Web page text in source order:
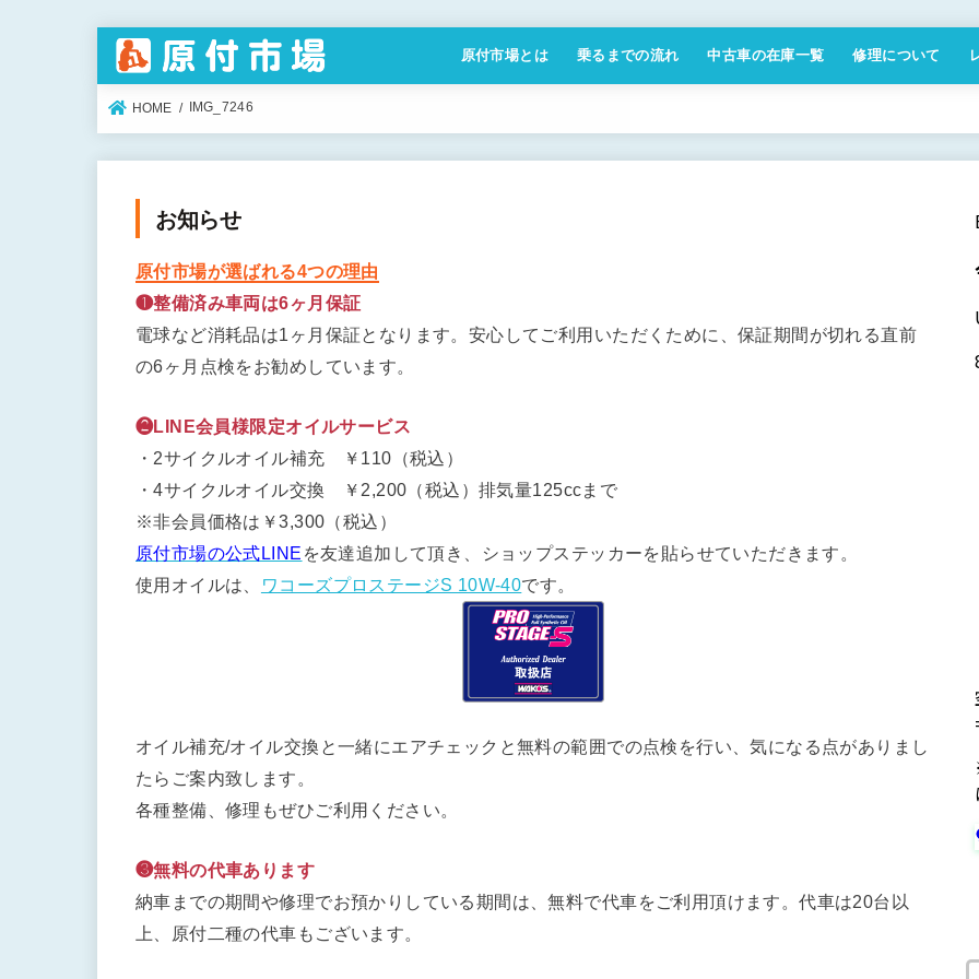
原付市場とは 乗るまでの流れ 中古車の在庫一覧 修理について
HOME IMG_7246
お知らせ
原付市場が選ばれる4つの理由
❶整備済み車両は6ヶ月保証
電球など消耗品は1ヶ月保証となります。安心してご利用いただくために、保証期間が切れる直前
の6ヶ月点検をお勧めしています。
❷LINE会員様限定オイルサービス
・2サイクルオイル補充 ￥110（税込）
・4サイクルオイル交換 ￥2,200（税込）排気量125ccまで
※非会員価格は￥3,300（税込）
原付市場の公式LINE を友達追加して頂き、ショップステッカーを貼らせていただきます。
使用オイルは、
ワコーズプロステージS 10W-40です。
オイル補充/オイル交換と一緒にエアチェックと無料の範囲での点検を行い、気になる点がありまし
たらご案内致します。
各種整備、修理もぜひご利用ください。
❸無料の代車あります
納車までの期間や修理でお預かりしている期間は、無料で代車をご利用頂けます。代車は20台以
上、原付二種の代車もございます。